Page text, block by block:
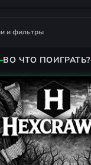
и фильтры
ВО ЧТО ПОИГРАТЬ?